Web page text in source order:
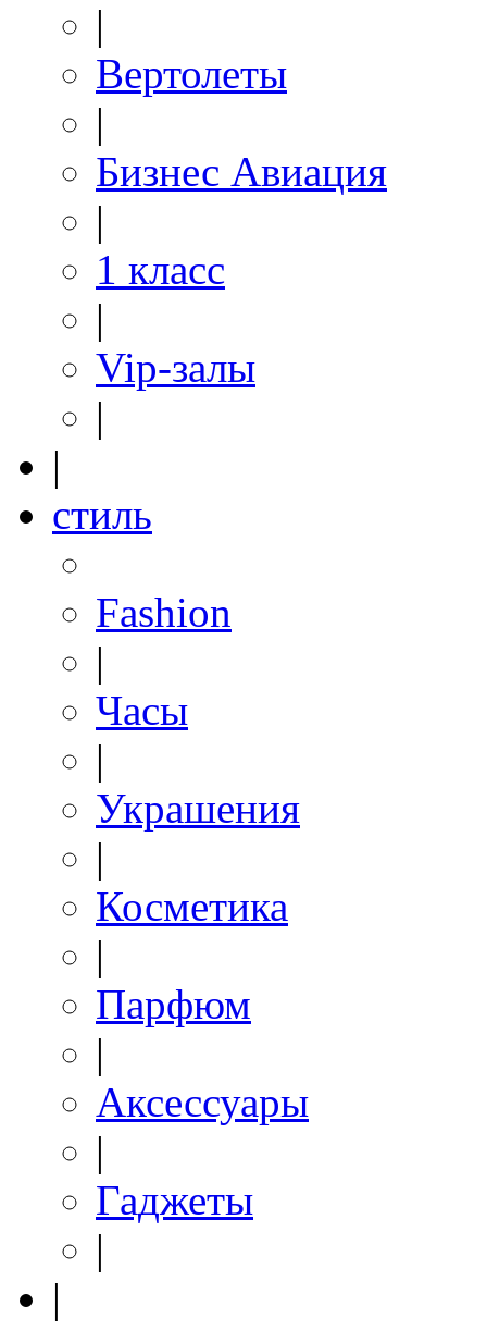
|
Вертолеты
|
Бизнес Авиация
|
1 класс
|
Vip-залы
|
|
стиль
Fashion
|
Часы
|
Украшения
|
Косметика
|
Парфюм
|
Аксессуары
|
Гаджеты
|
|